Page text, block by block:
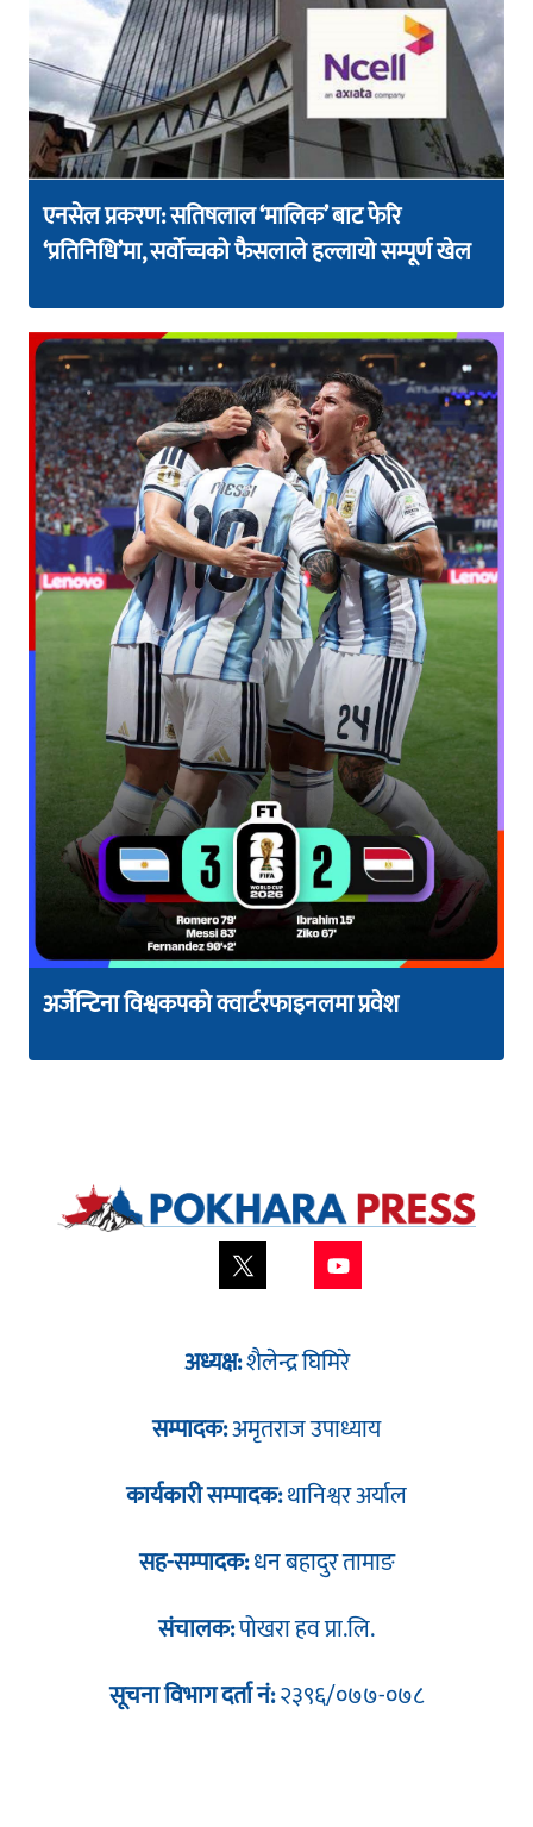
एनसेल प्रकरण: सतिषलाल ‘मालिक’ बाट फेरि
‘प्रतिनिधि’मा, सर्वोच्चको फैसलाले हल्लायो सम्पूर्ण खेल
अर्जेन्टिना विश्वकपको क्वार्टरफाइनलमा प्रवेश
अध्यक्ष:शैलेन्द्र घिमिरे
सम्पादक:अमृतराज उपाध्याय
कार्यकारी सम्पादक:थानिश्वर अर्याल
सह-सम्पादक:धन बहादुर तामाङ
संचालक:पोखरा हव प्रा.लि.
सूचना विभाग दर्ता नं:२३९६/०७७-०७८